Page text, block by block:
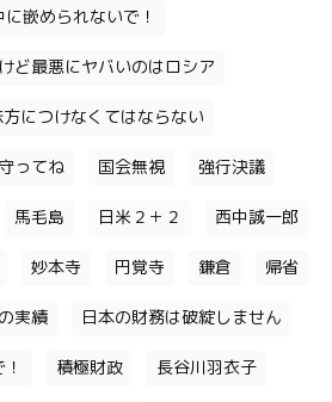
に嵌められないで！
ど最悪にヤバいのはロシア
につけなくてはならない
ってね 国会無視 強行決議
馬毛島 日米２＋２ 西中誠一郎
妙本寺 円覚寺 鎌倉 帰省
実績 日本の財務は破綻しません
積極財政 長谷川羽衣子